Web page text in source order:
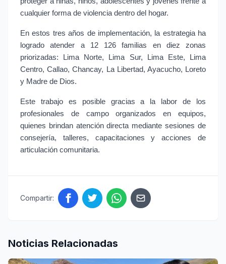
cualquier forma de violencia dentro del hogar.
En estos tres años de implementación, la estrategia ha
logrado atender a 12 126 familias en diez zonas
priorizadas: Lima Norte, Lima Sur, Lima Este, Lima
Centro, Callao, Chancay, La Libertad, Ayacucho, Loreto
y Madre de Dios.
Este trabajo es posible gracias a la labor de los
profesionales de campo organizados en equipos,
quienes brindan atención directa mediante sesiones de
consejería, talleres, capacitaciones y acciones de
articulación comunitaria.
Compartir:
Noticias Relacionadas